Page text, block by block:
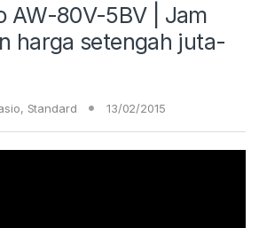
AW-80V-5BV | Jam
harga setengah juta-
, Standard 13/02/2015